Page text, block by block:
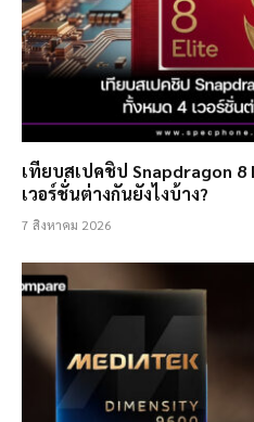
เทียบสเปคชิป Snapdragon 8
เวอร์ชั่นต่างกันยังไงบ้าง?
7 สิงหาคม 2026